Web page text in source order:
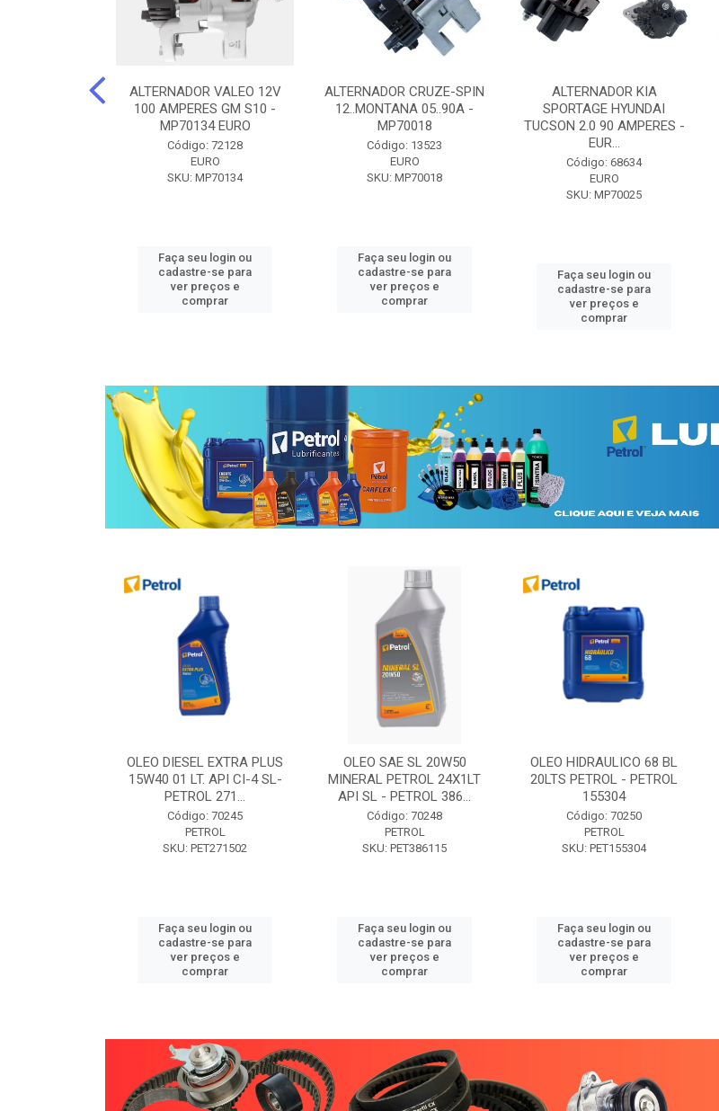
ALTERNADOR VALEO 12V
100 AMPERES GM S10 -
MP70134 EURO
Código: 72128
EURO
SKU: MP70134
Faça seu login ou
cadastre-se para
ver preços e
comprar
ALTERNADOR CRUZE-SPIN
12..MONTANA 05..90A -
MP70018
Código: 13523
EURO
SKU: MP70018
Faça seu login ou
cadastre-se para
ver preços e
comprar
ALTERNADOR KIA
SPORTAGE HYUNDAI
TUCSON 2.0 90 AMPERES -
EUR...
Código: 68634
EURO
SKU: MP70025
Faça seu login ou
cadastre-se para
ver preços e
comprar
OLEO DIESEL EXTRA PLUS
15W40 01 LT. API CI-4 SL-
PETROL 271...
Código: 70245
PETROL
SKU: PET271502
Faça seu login ou
cadastre-se para
ver preços e
comprar
OLEO SAE SL 20W50
MINERAL PETROL 24X1LT
API SL - PETROL 386...
Código: 70248
PETROL
SKU: PET386115
Faça seu login ou
cadastre-se para
ver preços e
comprar
OLEO HIDRAULICO 68 BL
20LTS PETROL - PETROL
155304
Código: 70250
PETROL
SKU: PET155304
Faça seu login ou
cadastre-se para
ver preços e
comprar